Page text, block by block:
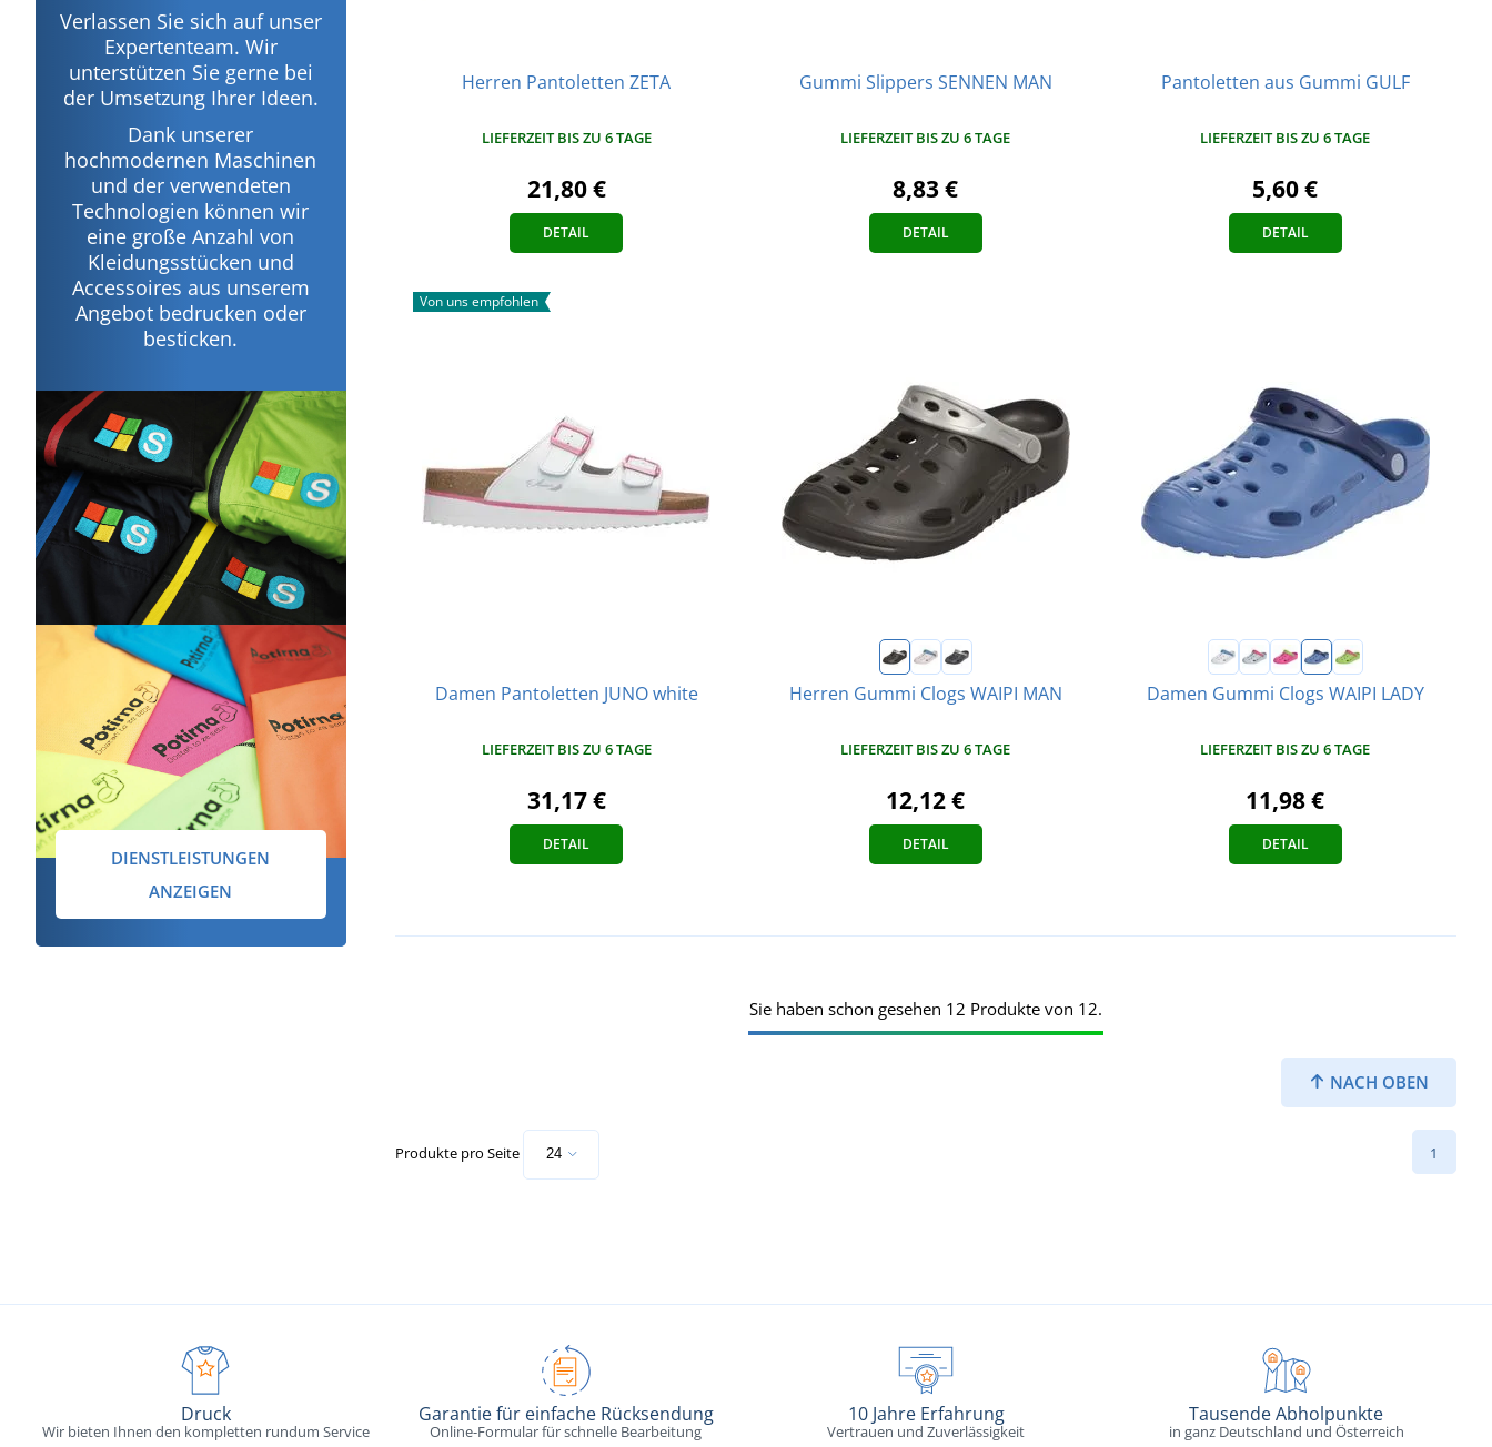
Verlassen Sie sich auf unser
Expertenteam. Wir
unterstützen Sie gerne bei
der Umsetzung Ihrer Ideen.
Dank unserer
hochmodernen Maschinen
und der verwendeten
Technologien können wir
eine große Anzahl von
Kleidungsstücken und
Accessoires aus unserem
Angebot bedrucken oder
besticken.
DIENSTLEISTUNGEN
ANZEIGEN
Herren Pantoletten ZETA
LIEFERZEIT BIS ZU 6 TAGE
21,80 €
DETAIL
Gummi Slippers SENNEN MAN
LIEFERZEIT BIS ZU 6 TAGE
8,83 €
DETAIL
Pantoletten aus Gummi GULF
LIEFERZEIT BIS ZU 6 TAGE
5,60 €
DETAIL
Von uns empfohlen
Damen Pantoletten JUNO white
LIEFERZEIT BIS ZU 6 TAGE
31,17 €
DETAIL
Herren Gummi Clogs WAIPI MAN
LIEFERZEIT BIS ZU 6 TAGE
12,12 €
DETAIL
Damen Gummi Clogs WAIPI LADY
LIEFERZEIT BIS ZU 6 TAGE
11,98 €
DETAIL
NACH OBEN
Sie haben schon gesehen 12 Produkte von 12.
Produkte pro Seite 1
Druck
Wir bieten Ihnen den kompletten rundum Service
Garantie für einfache Rücksendung
Online-Formular für schnelle Bearbeitung
10 Jahre Erfahrung
Vertrauen und Zuverlässigkeit
Tausende Abholpunkte
in ganz Deutschland und Österreich